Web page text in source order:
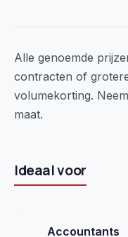
Alle genoemde
contracten of
volumekorting.
maat.
Ideaal voor
Accountants